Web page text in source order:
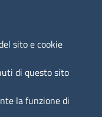
sito e cookie
di questo sito
la funzione di